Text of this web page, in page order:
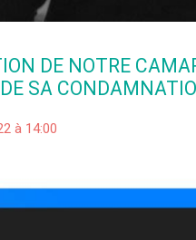
DE NOTRE
SA
à 14:00